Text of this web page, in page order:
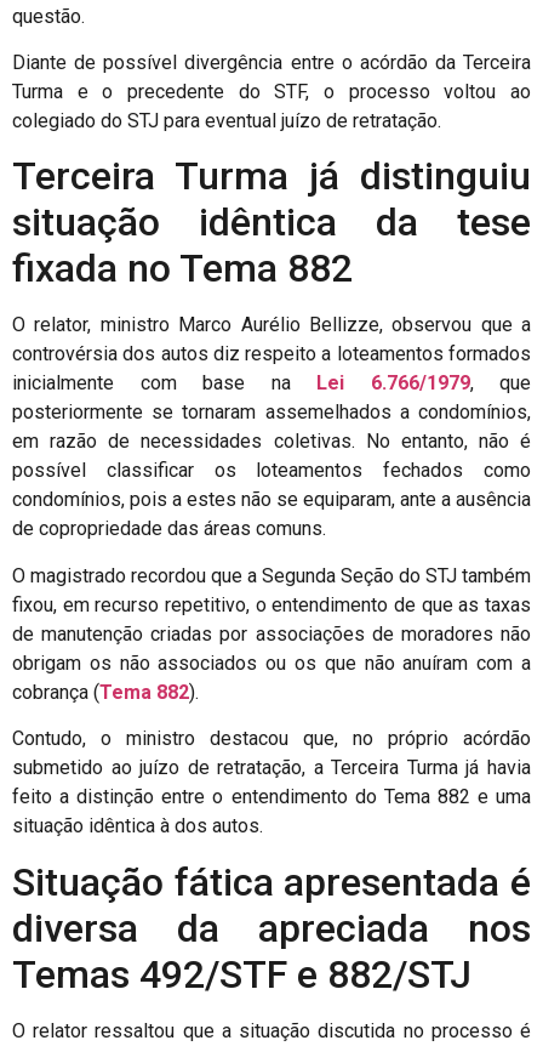
questão.
Diante de possível divergência entre o acórdão da Terceira
Turma e o precedente do STF, o processo voltou ao
colegiado do STJ para eventual juízo de retratação.
Terceira Turma já distinguiu
situação idêntica da tese
fixada no Tema 882
O relator, ministro Marco Aurélio Bellizze, observou que a
controvérsia dos autos diz respeito a loteamentos formados
inicialmente com base na
Lei 6.766/1979, que
posteriormente se tornaram assemelhados a condomínios,
em razão de necessidades coletivas. No entanto, não é
possível classificar os loteamentos fechados como
condomínios, pois a estes não se equiparam, ante a ausência
de copropriedade das áreas comuns.
O magistrado recordou que a Segunda Seção do STJ também
fixou, em recurso repetitivo, o entendimento de que as taxas
de manutenção criadas por associações de moradores não
obrigam os não associados ou os que não anuíram com a
cobrança (Tema 882).
Contudo, o ministro destacou que, no próprio acórdão
submetido ao juízo de retratação, a Terceira Turma já havia
feito a distinção entre o entendimento do Tema 882 e uma
situação idêntica à dos autos.
Situação fática apresentada é
diversa da apreciada nos
Temas 492/STF e 882/STJ
O relator ressaltou que a situação discutida no processo é